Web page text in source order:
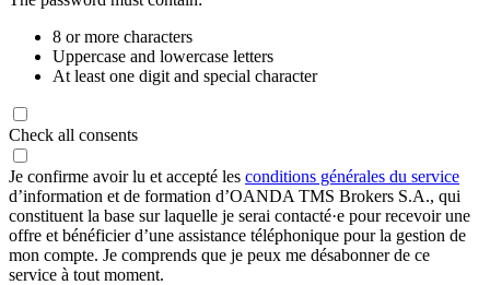
8 or more characters
Uppercase and lowercase letters
At least one digit and special character
Check all consents
Je confirme avoir lu et accepté les conditions générales du service
d’information et de formation d’OANDA TMS Brokers S.A., qui
constituent la base sur laquelle je serai contacté·e pour recevoir une
offre et bénéficier d’une assistance téléphonique pour la gestion de
mon compte. Je comprends que je peux me désabonner de ce
service à tout moment.